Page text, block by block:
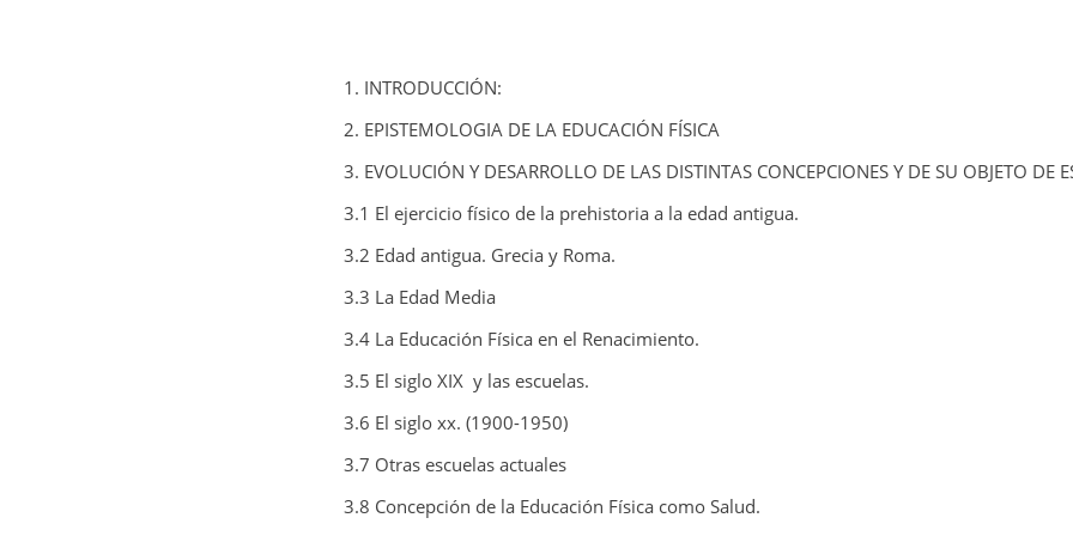
1. INTRODUCCIÓN:
2. EPISTEMOLOGIA DE LA EDUCACIÓN FÍSICA
3. EVOLUCIÓN Y DESARROLLO DE LAS DISTINTAS CONCEPCIONES Y DE SU OBJETO DE
3.1 El ejercicio físico de la prehistoria a la edad antigua.
3.2 Edad antigua. Grecia y Roma.
3.3 La Edad Media
3.4 La Educación Física en el Renacimiento.
3.5 El siglo XIX y las escuelas.
3.6 El siglo xx. (1900-1950)
3.7 Otras escuelas actuales
3.8 Concepción de la Educación Física como Salud.